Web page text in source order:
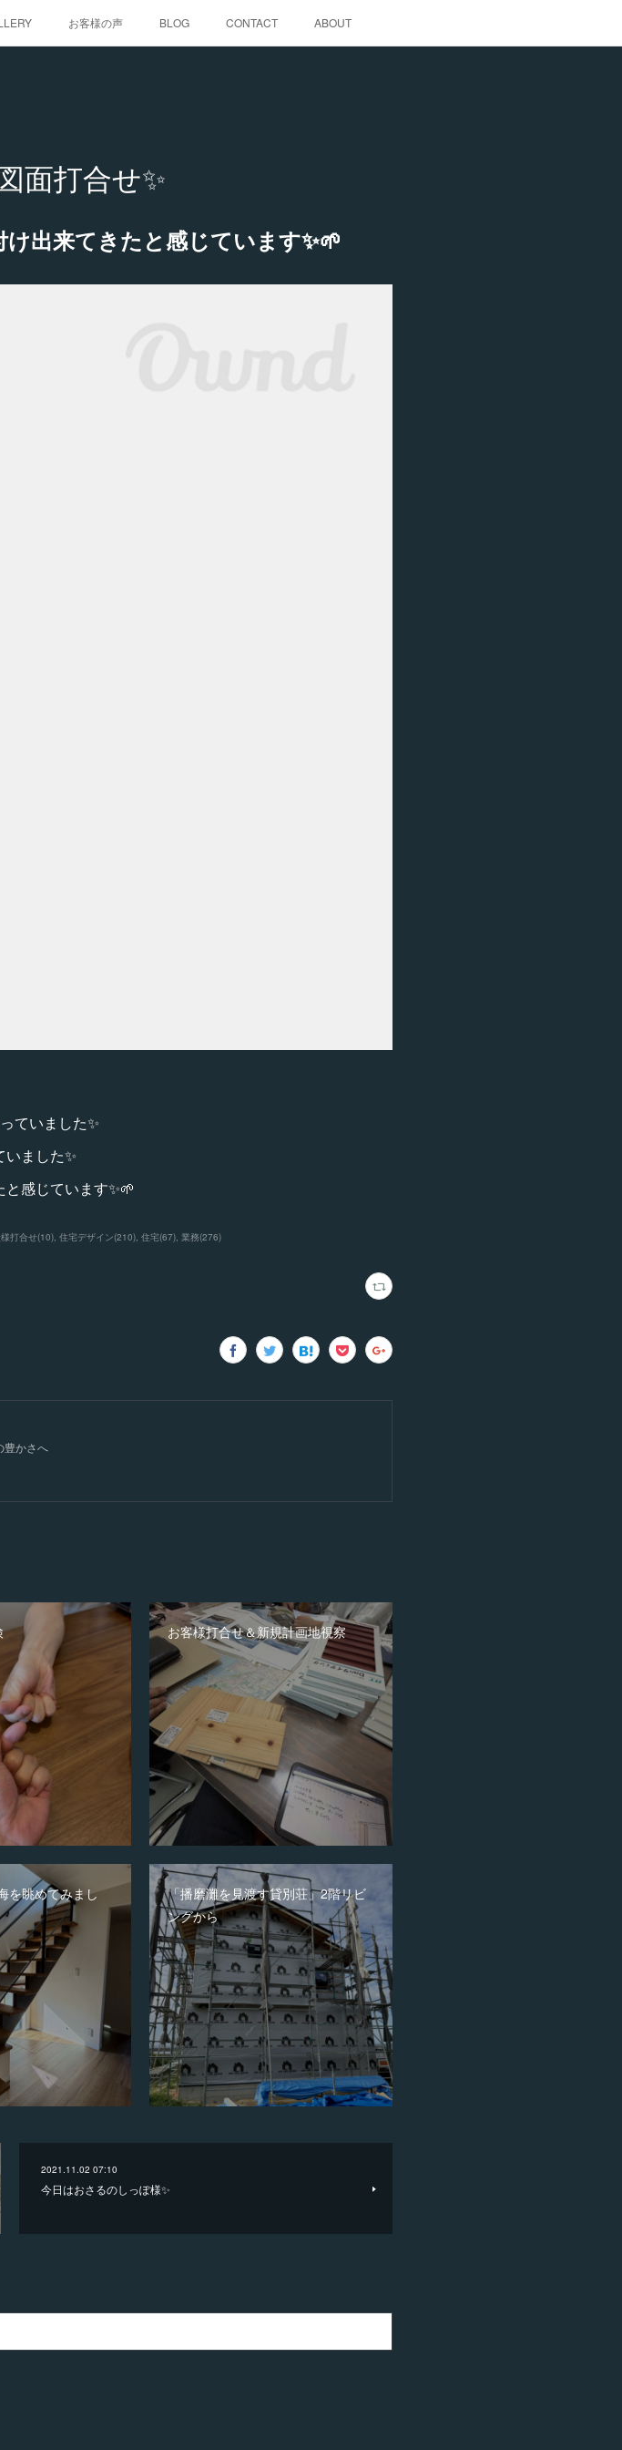
お客様の声 BLOG CONTACT ABOUT
面打合せ✨
出来てきたと感じています✨🌱
ていました✨
ました✨
感じています✨🌱
打合せ(10) 住宅デザイン(210) 住宅(67) 業務(276)
豊かさへ
お客様打合せ＆新規計画地視察
を眺めてみまし
「播磨灘を見渡す貸別荘」2階リビ
ングから
2021.11.02 07:10
今日はおさるのしっぽ様✨